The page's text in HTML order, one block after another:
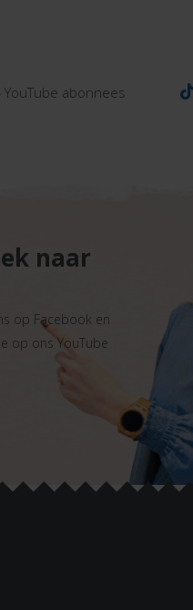
YouTube abonnees
naar
op Facebook en
op ons YouTube